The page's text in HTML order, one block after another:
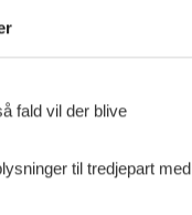
fald vil der blive
til tredjepart med